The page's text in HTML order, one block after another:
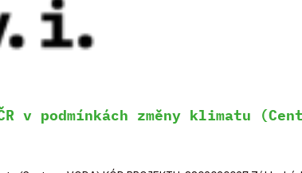
podmínkách změny klimatu